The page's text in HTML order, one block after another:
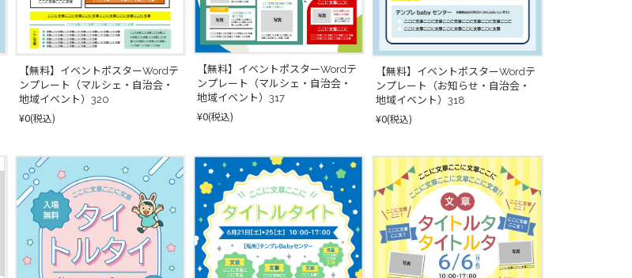
【無料】イベントポスターWordテ
ンプレート（マルシェ・自治会・
地域イベント）320
¥0(税込)
【無料】イベントポスターWordテ
ンプレート（マルシェ・自治会・
地域イベント）317
¥0(税込)
【無料】イベントポスターWordテ
ンプレート（お知らせ・自治会・
地域イベント）318
¥0(税込)